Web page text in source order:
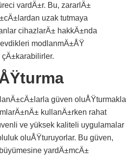
vardÄ±r. Bu, zararlÄ±
uzak tutmaya
cihazlarÄ± hakkÄ±nda
modlanmÄ±ÅŸ
güven oluÅŸturmakla
kullanÄ±rken rahat
ve yüksek kaliteli uygulamalar
oluÅŸturuyorlar. Bu güven,
yardÄ±mcÄ±